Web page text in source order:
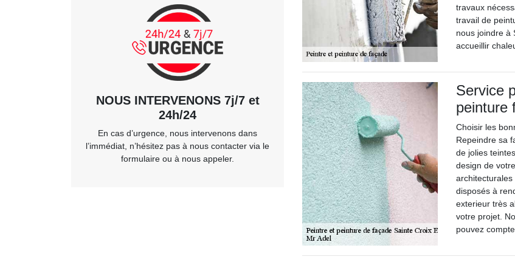
NOUS INTERVENONS 7j/7 et
24h/24
En cas d’urgence, nous intervenons dans
l’immédiat, n’hésitez pas à nous contacter via le
formulaire ou à nous appeler.
travaux
travail de
nous joindre à
accueillir
Service
peinture
Choisir les
Repeindre sa
de jolies
design de
disposés à
exterieur très
votre projet.
pouvez